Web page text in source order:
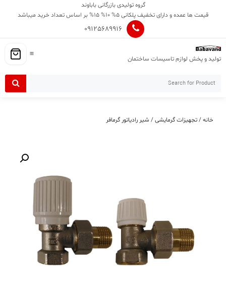
گروه تولیدی بازرگانی باباوند
قیمت ها عمده و دارای تخفیف پلکانی 5% 10% 15% بر اساس تعداد خرید میباشد
09125689916
تولید و پخش لوازم تاسیسات ساختمان
خانه/تجهیزات گرمایشی/ شیر رادیاتور گرمافر